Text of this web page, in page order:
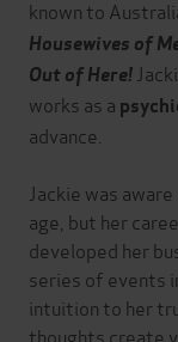
known to
Housewives of
Out of Here!
works as a
advance.
Jackie was
age, but her
developed her
series of events
intuition to her
thoughts create